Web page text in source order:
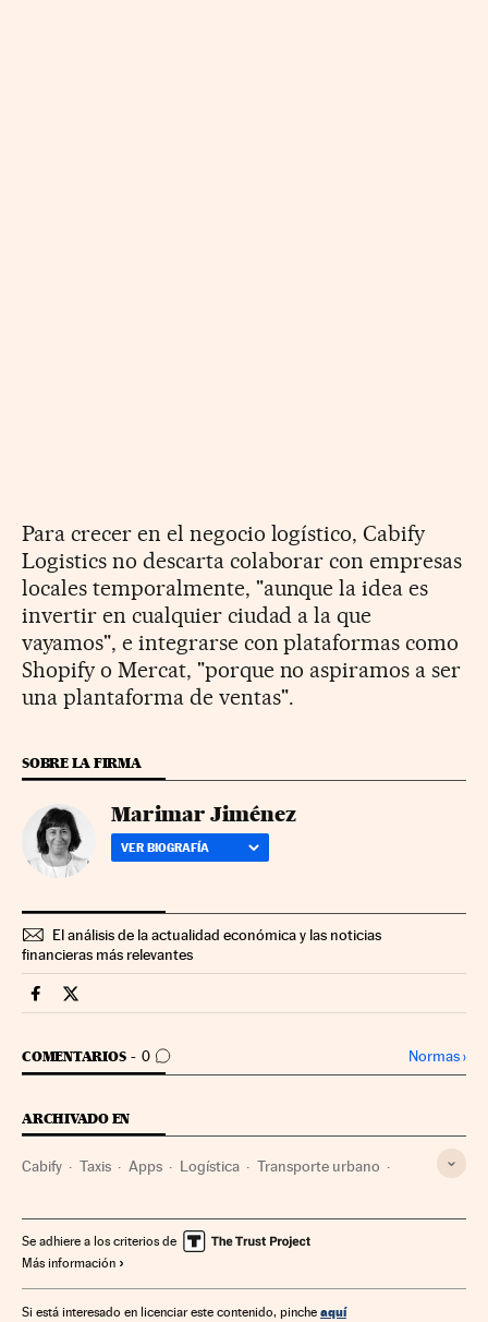
Para crecer en el negocio logístico, Cabify
Logistics no descarta colaborar con empresas
locales temporalmente, "aunque la idea es
invertir en cualquier ciudad a la que
vayamos", e integrarse con plataformas como
Shopify o Mercat, "porque no aspiramos a ser
una plantaforma de ventas".
SOBRE LA FIRMA
Marimar Jiménez
VER BIOGRAFÍA
El análisis de la actualidad económica y las noticias
financieras más relevantes
Companias Cinco Días en Facebook
Companias Cinco Días en Twitter
COMENTARIOS 0
IR A LOS COMENTARIOS Normas›
ARCHIVADO EN
Cabify Taxis Apps Logística Transporte urbano
Telefonía móvil multimedia Software Telefonía móvil
Telefonía Comercio Tecnología Economía
Se adhiere a los criterios de
Más información
Si está interesado en licenciar este contenido, pinche aquí